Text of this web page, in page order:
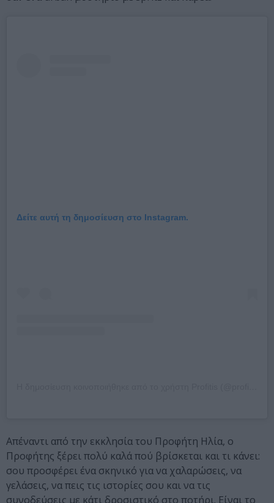
Δείτε αυτή τη δημοσίευση στο Instagram.
Απέναντι από την εκκλησία του Προφήτη Ηλία, ο
Προφήτης ξέρει πολύ καλά πού βρίσκεται και τι κάνει:
σου προσφέρει ένα σκηνικό για να χαλαρώσεις, να
γελάσεις, να πεις τις ιστορίες σου και να τις
συνοδεύσεις με κάτι δροσιστικό στο ποτήρι. Είναι το